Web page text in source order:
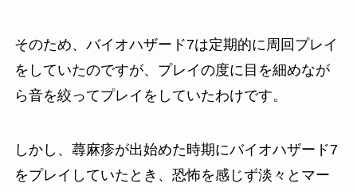
そのため、バイオハザード7は定期的に周回プレイ
をしていたのですが、プレイの度に目を細めなが
ら音を絞ってプレイをしていたわけです。
しかし、蕁麻疹が出始めた時期にバイオハザード7
をプレイしていたとき、恐怖を感じず淡々とマー